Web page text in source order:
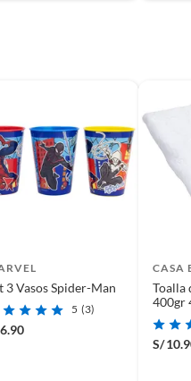
3 Vasos Spider-Man
5 (3)
6.90
CASA
Toalla
400gr
S/